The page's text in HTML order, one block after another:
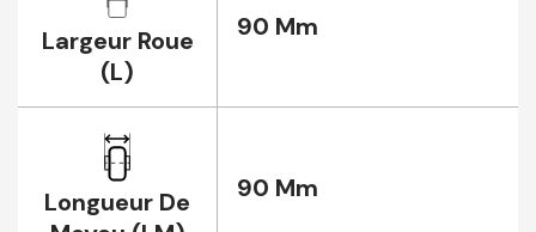
Largeur Roue
(L)
90 Mm
Longueur De
90 Mm